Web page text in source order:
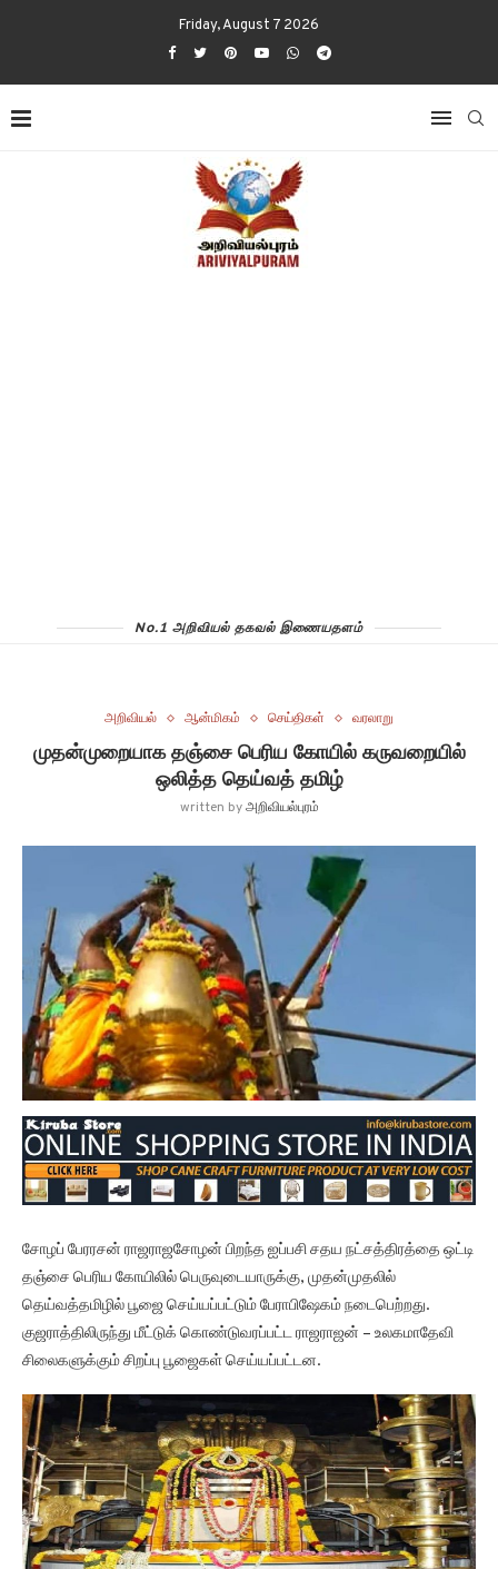
Friday, August 7 2026
No.1 அறிவியல் தகவல் இணையதளம்
அறிவியல் ஆன்மிகம் செய்திகள் வரலாறு
முதன்முறையாக தஞ்சை பெரிய கோயில் கருவறையில்
ஒலித்த தெய்வத் தமிழ்
written byஅறிவியல்புரம்
சோழப் பேரரசன் ராஜராஜசோழன் பிறந்த ஐப்பசி சதய நட்சத்திரத்தை ஒட்டி
தஞ்சை பெரிய கோயிலில் பெருவுடையாருக்கு, முதன்முதலில்
தெய்வத்தமிழில் பூஜை செய்யப்பட்டும் பேராபிஷேகம் நடைபெற்றது.
குஜராத்திலிருந்து மீட்டுக் கொண்டுவரப்பட்ட ராஜராஜன் – உலகமாதேவி
சிலைகளுக்கும் சிறப்பு பூஜைகள் செய்யப்பட்டன.